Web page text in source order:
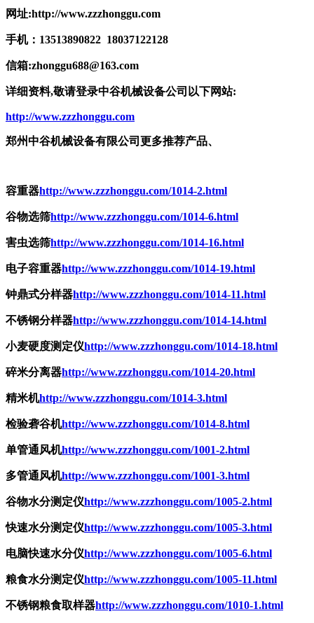
网址:http://www.zzzhonggu.com
手机： 13513890822 18037122128
信箱:zhonggu688@163.com
详细资料,敬请登录中谷机械设备公司以下网站:
http://www.zzzhonggu.com
郑州中谷机械设备有限公司更多推荐产品、
容重器http://www.zzzhonggu.com/1014-2.html
谷物选筛http://www.zzzhonggu.com/1014-6.html
害虫选筛http://www.zzzhonggu.com/1014-16.html
电子容重器http://www.zzzhonggu.com/1014-19.html
钟鼎式分样器http://www.zzzhonggu.com/1014-11.html
不锈钢分样器http://www.zzzhonggu.com/1014-14.html
小麦硬度测定仪http://www.zzzhonggu.com/1014-18.html
碎米分离器http://www.zzzhonggu.com/1014-20.html
精米机http://www.zzzhonggu.com/1014-3.html
检验砻谷机http://www.zzzhonggu.com/1014-8.html
单管通风机http://www.zzzhonggu.com/1001-2.html
多管通风机http://www.zzzhonggu.com/1001-3.html
谷物水分测定仪http://www.zzzhonggu.com/1005-2.html
快速水分测定仪http://www.zzzhonggu.com/1005-3.html
电脑快速水分仪http://www.zzzhonggu.com/1005-6.html
粮食水分测定仪http://www.zzzhonggu.com/1005-11.html
不锈钢粮食取样器http://www.zzzhonggu.com/1010-1.html